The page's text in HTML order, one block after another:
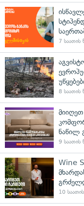
7 საათის
8 საათის
ნაწილ
9 საათის
Wine
10